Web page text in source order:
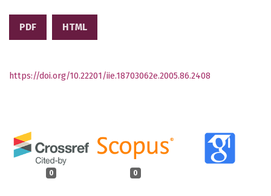
PDF HTML
0 0
https://doi.org/10.22201/iie.18703062e.2005.86.2408